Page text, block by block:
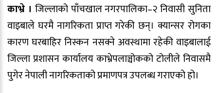
काभ्रे । जिल्लाको पाँचखाल नगरपालिका–२ निवासी सुनिता
वाइबाले घरमै नागरिकता प्राप्त गरेकी छन्। क्यान्सर रोगका
कारण घरबाहिर निस्कन नसक्ने अवस्थामा रहेकी वाइबालाई
जिल्ला प्रशासन कार्यालय काभ्रेपलाञ्चोकको टोलीले निवासमै
पुगेर नेपाली नागरिकताको प्रमाणपत्र उपलब्ध गराएको हो।